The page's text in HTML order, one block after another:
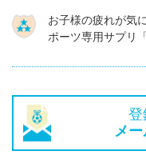
お子様の疲れが気
ポーツ専用サプリ
登
メ